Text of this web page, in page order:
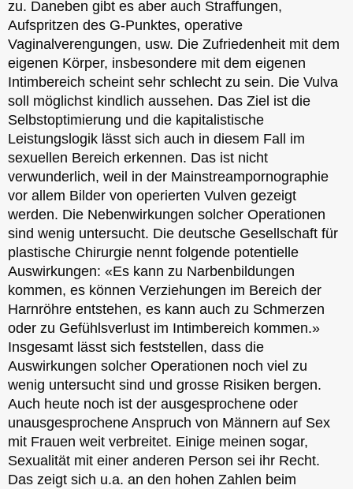
zu. Daneben gibt es aber auch Straffungen,
Aufspritzen des G-Punktes, operative
Vaginalverengungen, usw. Die Zufriedenheit mit dem
eigenen Körper, insbesondere mit dem eigenen
Intimbereich scheint sehr schlecht zu sein. Die Vulva
soll möglichst kindlich aussehen. Das Ziel ist die
Selbstoptimierung und die kapitalistische
Leistungslogik lässt sich auch in diesem Fall im
sexuellen Bereich erkennen. Das ist nicht
verwunderlich, weil in der Mainstreampornographie
vor allem Bilder von operierten Vulven gezeigt
werden. Die Nebenwirkungen solcher Operationen
sind wenig untersucht. Die deutsche Gesellschaft für
plastische Chirurgie nennt folgende potentielle
Auswirkungen: «Es kann zu Narbenbildungen
kommen, es können Verziehungen im Bereich der
Harnröhre entstehen, es kann auch zu Schmerzen
oder zu Gefühlsverlust im Intimbereich kommen.»
Insgesamt lässt sich feststellen, dass die
Auswirkungen solcher Operationen noch viel zu
wenig untersucht sind und grosse Risiken bergen.
Auch heute noch ist der ausgesprochene oder
unausgesprochene Anspruch von Männern auf Sex
mit Frauen weit verbreitet. Einige meinen sogar,
Sexualität mit einer anderen Person sei ihr Recht.
Das zeigt sich u.a. an den hohen Zahlen beim